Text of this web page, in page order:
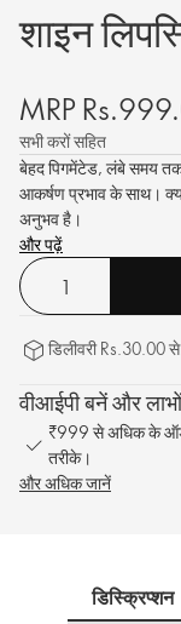
शाइन
MRP
सभी करों सहित
बेहद पिगमेंटेड, लंबे समय तक
आकर्षण प्रभाव के साथ।
अनुभव है।
और पढ़ें
डिलीवरी Rs.30.00
वीआईपी बनें और
₹999 से अधिक के
तरीके।
और अधिक जानें
डिस्क्रिप्शन